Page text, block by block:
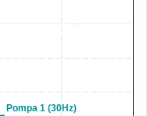
Pompa 1 (30Hz)